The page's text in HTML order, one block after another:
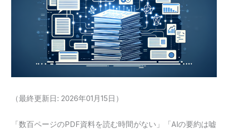
（最終更新日: 2026年01月15日）
「数百ページのPDF資料を読む時間がない」「AIの要約は嘘